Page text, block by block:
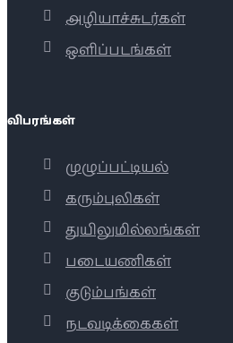
அழியாச்சுடர்கள்
ஒளிப்படங்கள்
விபரங்கள்
முழுப்பட்டியல்
கரும்புலிகள்
துயிலுமில்லங்கள்
படையணிகள்
குடும்பங்கள்
நடவடிக்கைகள்